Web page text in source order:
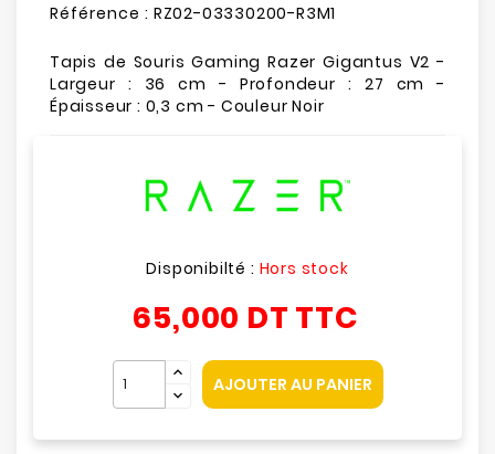
Référence : RZ02-03330200-R3M1
Tapis de Souris Gaming Razer Gigantus V2 -
Largeur : 36 cm - Profondeur : 27 cm -
Épaisseur : 0,3 cm - Couleur Noir
Disponibilté : Hors stock
65,000 DT TTC
AJOUTER AU PANIER